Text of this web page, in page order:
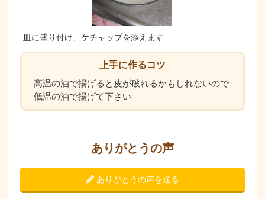
皿に盛り付け、ケチャップを添えます
上手に作るコツ
高温の油で揚げると皮が破れるかもしれないので
低温の油で揚げて下さい
ありがとうの声
ありがとうの声を送る